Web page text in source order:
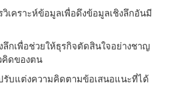
เคราะห์ข้อมูลเพื่อดึงข้อมูลเชิงลึกอันมี
ลึกเพื่อช่วยให้ธุรกิจตัดสินใจอย่างชาญ
คิดของตน
รับแต่งความคิดตามข้อเสนอแนะที่ได้